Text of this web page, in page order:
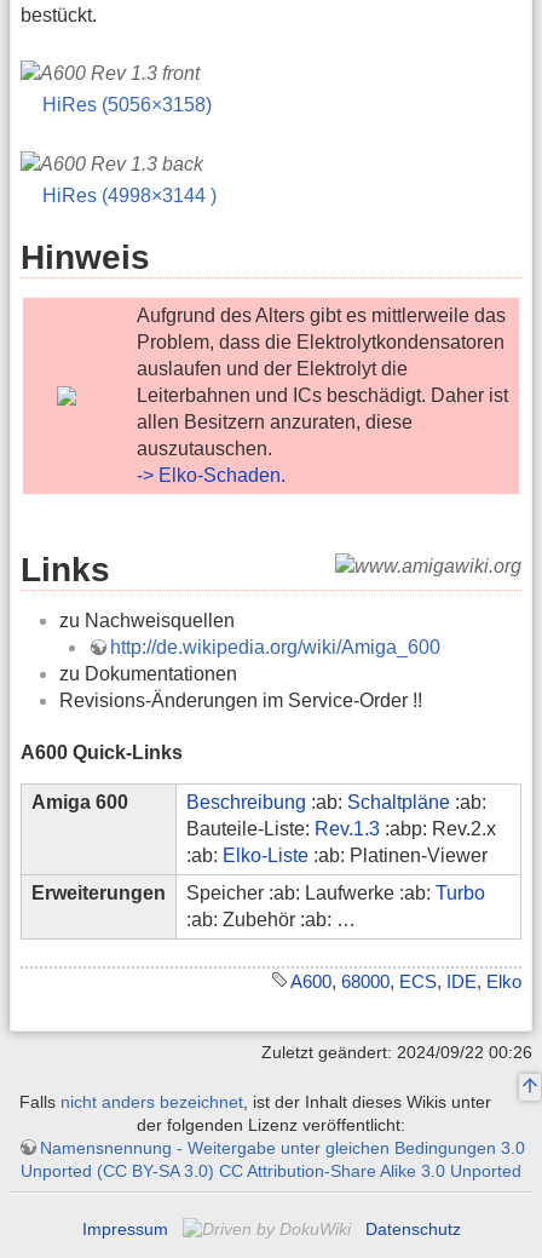
bestückt.
HiRes (5056×3158)
HiRes (4998×3144 )
Hinweis
Aufgrund des Alters gibt es mittlerweile das
Problem, dass die Elektrolytkondensatoren
auslaufen und der Elektrolyt die
Leiterbahnen und ICs beschädigt. Daher ist
allen Besitzern anzuraten, diese
auszutauschen.
-> Elko-Schaden.
Links
zu Nachweisquellen
http://de.wikipedia.org/wiki/Amiga_600
zu Dokumentationen
Revisions-Änderungen im Service-Order !!
A600 Quick-Links
Amiga 600 Beschreibung :ab: Schaltpläne :ab:
Bauteile-Liste: Rev.1.3 :abp: Rev.2.x
:ab: Elko-Liste :ab: Platinen-Viewer
Erweiterungen
Speicher :ab: Laufwerke :ab: Turbo
:ab: Zubehör :ab: …
A600, 68000, ECS, IDE, Elko
Zuletzt geändert: 2024/09/22 00:26
Falls nicht anders bezeichnet , ist der Inhalt dieses Wikis unter
der folgenden Lizenz veröffentlicht:
Namensnennung - Weitergabe unter gleichen Bedingungen 3.0
Unported (CC BY-SA 3.0) CC Attribution-Share Alike 3.0 Unported
Impressum Datenschutz